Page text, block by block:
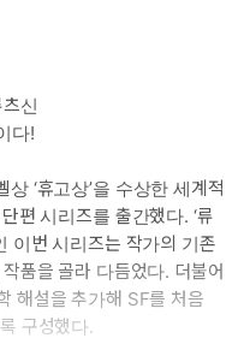
신
다!
‘휴고상’을 수상한 세계적
편 시리즈를 출간했다. ‘류
이번 시리즈는 작가의 기존
품을 골라 다듬었다. 더불어
해설을 추가해 SF를 처음
구성했다.